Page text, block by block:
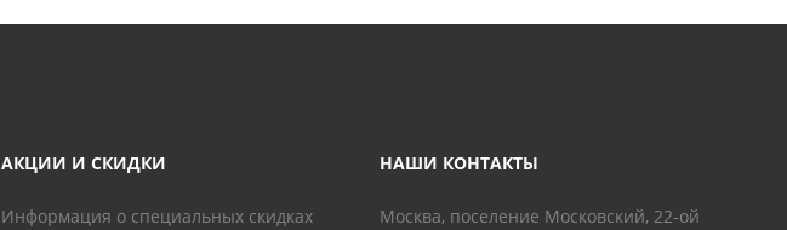
АКЦИИ И СКИДКИ
Информация о специальных скидках
НАШИ КОНТАКТЫ
Москва, поселение Московский, 22-ой